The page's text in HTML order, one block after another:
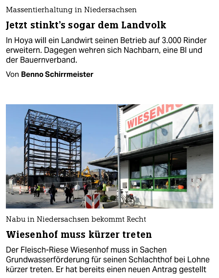
Massentierhaltung in Niedersachsen
Jetzt stinkt's sogar dem Landvolk
In Hoya will ein Landwirt seinen Betrieb auf 3.000 Rinder
erweitern. Dagegen wehren sich Nachbarn, eine BI und
der Bauernverband.
Von Benno Schirrmeister
Nabu in Niedersachsen bekommt Recht
Wiesenhof muss kürzer treten
Der Fleisch-Riese Wiesenhof muss in Sachen
Grundwasserförderung für seinen Schlachthof bei Lohne
kürzer treten. Er hat bereits einen neuen Antrag gestellt